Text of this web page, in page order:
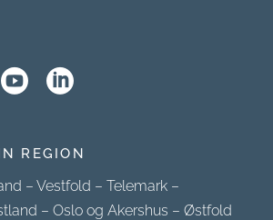
REGION
–Vestfold –Telemark –
–Oslo og Akershus –Østfold